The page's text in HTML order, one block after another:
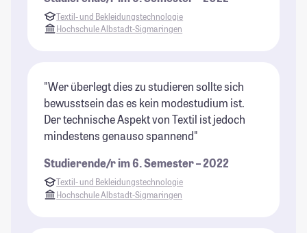
Textil- und Bekleidungstechnologie
Hochschule Albstadt-Sigmaringen
"Wer überlegt dies zu studieren sollte sich
bewusstsein das es kein modestudium ist.
Der technische Aspekt von Textil ist jedoch
mindestens genauso spannend"
Studierende/r im 6. Semester – 2022
Textil- und Bekleidungstechnologie
Hochschule Albstadt-Sigmaringen